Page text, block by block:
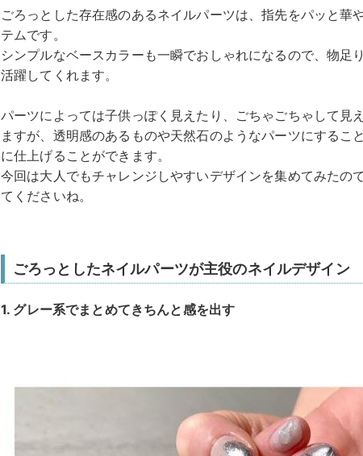
ごろっとした存在感のあるネイルパーツは、指先をパッと華
テムです。
シンプルなベースカラーも一瞬でおしゃれになるので、物足
活躍してくれます。
パーツによっては子供っぽく見えたり、ごちゃごちゃして見
ますが、透明感のあるものや天然石のようなパーツにするこ
に仕上げることができます。
今回は大人でもチャレンジしやすいデザインを集めてみたの
てくださいね。
ごろっとしたネイルパーツが主役のネイルデザイン
1. グレー系でまとめてきちんと感を出す